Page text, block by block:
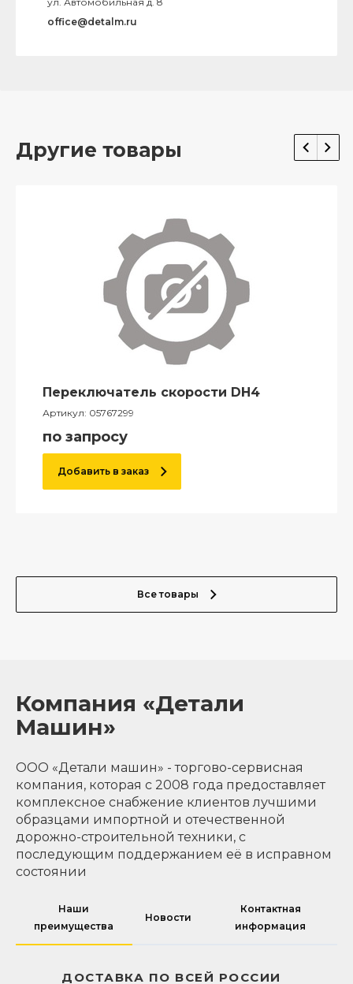
office@detalm.ru
Другие товары
Переключатель скорости DH4
Артикул: 05767299
по запросу
Добавить в заказ
Все товары
Компания «Детали
Машин»
ООО «Детали машин» - торгово-сервисная
компания, которая с 2008 года предоставляет
комплексное снабжение клиентов лучшими
образцами импортной и отечественной
дорожно-строительной техники, с
последующим поддержанием её в исправном
состоянии
Наши
преимущества
Новости
Контактная
информация
ДОСТАВКА ПО ВСЕЙ РОССИИ